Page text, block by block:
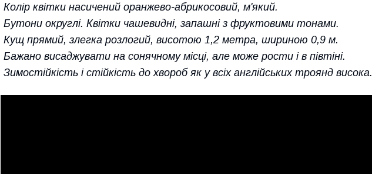
Колір квітки насичений оранжево-абрикосовий, м'який.
Бутони округлі. Квітки чашевидні, запашні з фруктовими тонами.
Кущ прямий, злегка розлогий, висотою 1,2 метра, шириною 0,9 м.
Бажано висаджувати на сонячному місці, але може рости і в півтіні.
Зимостійкість і стійкість до хвороб як у всіх англійських троянд висока.